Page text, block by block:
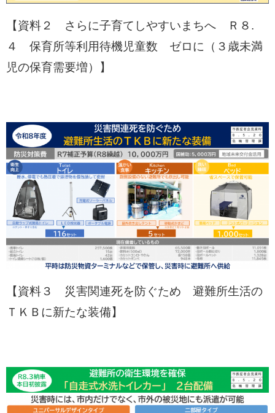
【資料２ さらに子育てしやすいまちへ Ｒ８.
４ 保育所等利用待機児童数 ゼロに（３歳未満
児の保育需要増）】
【資料３ 災害関連死を防ぐため 避難所生活の
ＴＫＢに新たな装備】